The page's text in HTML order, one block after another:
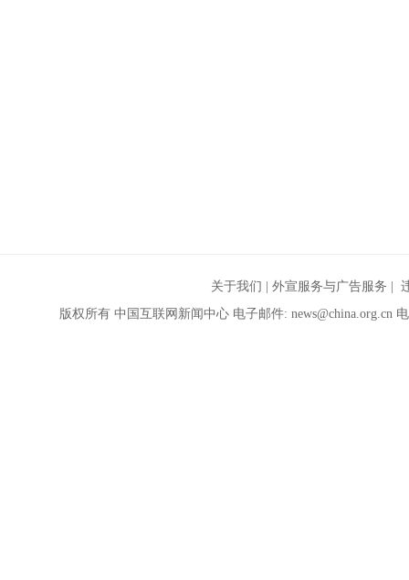
关于我们 外宣服务与广告服务 |
版权所有 中国互联网新闻中心 电子邮件: news@china.org.cn